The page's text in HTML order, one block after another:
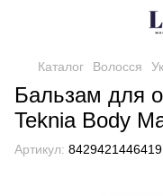
Каталог Волосся
Бальзам для
Teknia Body
Артикул: 8429421446419